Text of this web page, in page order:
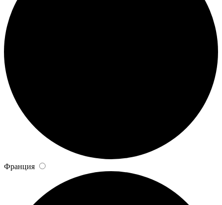
Франция